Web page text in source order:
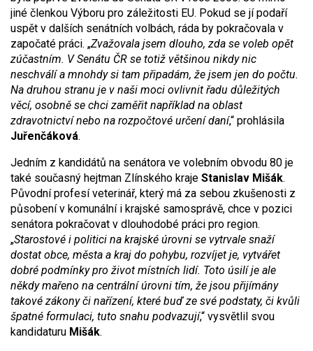
jiné členkou Výboru pro záležitosti EU. Pokud se jí podaří
uspět v dalších senátních volbách, ráda by pokračovala v
započaté práci. „Zvažovala jsem dlouho, zda se voleb opět
zúčastním. V Senátu ČR se totiž většinou nikdy nic
neschválí a mnohdy si tam připadám, že jsem jen do počtu.
Na druhou stranu je v naši moci ovlivnit řadu důležitých
věcí, osobně se chci zaměřit například na oblast
zdravotnictví nebo na rozpočtové určení daní,“ prohlásila
Juřenčáková.
Jedním z kandidátů na senátora ve volebním obvodu 80 je
také současný hejtman Zlínského kraje Stanislav Mišák.
Původní profesí veterinář, který má za sebou zkušenosti z
působení v komunální i krajské samosprávě, chce v pozici
senátora pokračovat v dlouhodobé práci pro region.
„Starostové i politici na krajské úrovni se vytrvale snaží
dostat obce, města a kraj do pohybu, rozvíjet je, vytvářet
dobré podmínky pro život místních lidí. Toto úsilí je ale
někdy mařeno na centrální úrovni tím, že jsou přijímány
takové zákony či nařízení, které buď ze své podstaty, či kvůli
špatné formulaci, tuto snahu podvazují,“ vysvětlil svou
kandidaturu Mišák.